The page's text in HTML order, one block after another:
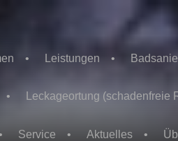
Leistungen
Leckageortung (schadenfreie
Service Aktuelles